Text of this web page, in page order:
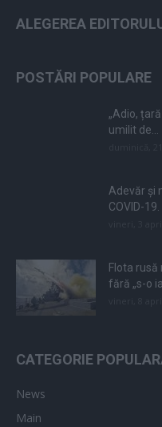
ALEGEREA
POSTĂRI POPULARE
„Adio,
umilit de...
Adevăr și
COVID-19.
Flota
fără „s-o ia
CATEGORIE
News
Main